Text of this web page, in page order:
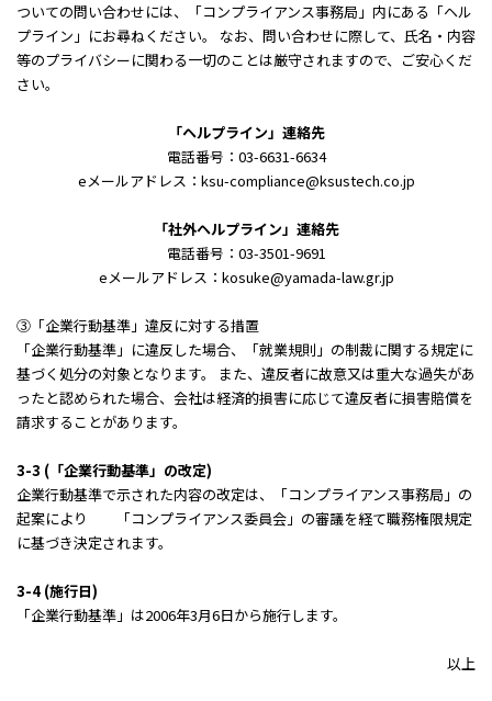
ついての問い合わせには、「コンプライアンス事務局」内にある「ヘル
プライン」にお尋ねください。 なお、問い合わせに際して、氏名・内容
等のプライバシーに関わる一切のことは厳守されますので、ご安心くだ
さい。
「ヘルプライン」連絡先
電話番号：03-6631-6634
eメールアドレス：ksu-compliance@ksustech.co.jp
「社外ヘルプライン」連絡先
電話番号：03-3501-9691
eメールアドレス：kosuke@yamada-law.gr.jp
③「企業行動基準」違反に対する措置
「企業行動基準」に違反した場合、「就業規則」の制裁に関する規定に
基づく処分の対象となります。 また、違反者に故意又は重大な過失があ
ったと認められた場合、会社は経済的損害に応じて違反者に損害賠償を
請求することがあります。
3-3 (「企業行動基準」の改定)
企業行動基準で示された内容の改定は、「コンプライアンス事務局」の
起案により 「コンプライアンス委員会」の審議を経て職務権限規定
に基づき決定されます。
3-4 (施行日)
「企業行動基準」は2006年3月6日から施行します。
以上